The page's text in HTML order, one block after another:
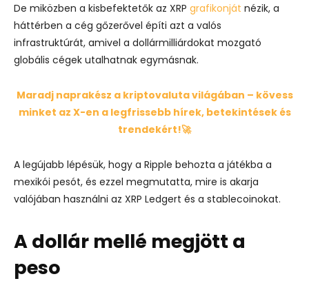
De miközben a kisbefektetők az XRP grafikonját nézik, a
háttérben a cég gőzerővel építi azt a valós
infrastruktúrát, amivel a dollármilliárdokat mozgató
globális cégek utalhatnak egymásnak.
Maradj naprakész a kriptovaluta világában – kövess
minket az X-en a legfrissebb hírek, betekintések és
trendekért!🚀
A legújabb lépésük, hogy a Ripple behozta a játékba a
mexikói pesót, és ezzel megmutatta, mire is akarja
valójában használni az XRP Ledgert és a stablecoinokat.
A dollár mellé megjött a
peso